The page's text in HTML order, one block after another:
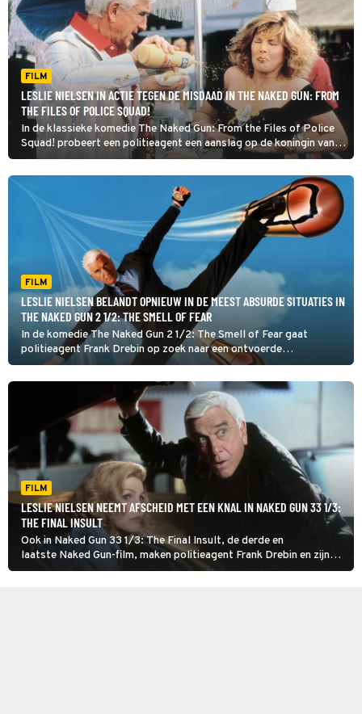
FILM
LESLIE NIELSEN IN ACTIE TEGEN DE MISDAAD IN THE NAKED GUN: FROM
THE FILES OF POLICE SQUAD!
In de klassieke komedie The Naked Gun: From the Files of Police
Squad! probeert een politieagent een aanslag op de koningin van
Engeland te voorkomen.
FILM
LESLIE NIELSEN BELANDT OPNIEUW IN DE MEEST ABSURDE SITUATIES IN
THE NAKED GUN 2 1/2: THE SMELL OF FEAR
In de komedie The Naked Gun 2 1/2: The Smell of Fear gaat
politieagent Frank Drebin op zoek naar een ontvoerde
wetenschapper. Dat levert de nodige chaos op.
FILM
LESLIE NIELSEN NEEMT AFSCHEID MET EEN KNAL IN NAKED GUN 33 1/3:
THE FINAL INSULT
Ook in Naked Gun 33 1/3: The Final Insult, de derde en
laatste Naked Gun-film, maken politieagent Frank Drebin en zijn
collega’s er weer één grote chaos van.